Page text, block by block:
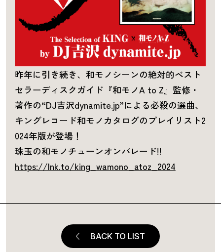
昨年に引き続き、和モノシーンの絶対的ベスト
セラーディスクガイド『和モノA to Z』監修・
著作の“DJ吉沢dynamite.jp”による必殺の選曲、
キングレコード和モノカタログのプレイリスト2
024年版が登場！
珠玉の和モノチューンオンパレード!!
https://lnk.to/king_wamono_atoz_2024
BACK TO LIST